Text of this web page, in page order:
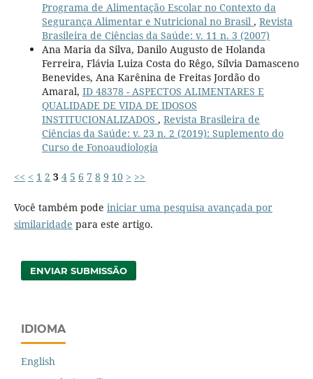
Programa de Alimentação Escolar no Contexto da
Segurança Alimentar e Nutricional no Brasil , Revista
Brasileira de Ciências da Saúde: v. 11 n. 3 (2007)
Ana Maria da Silva, Danilo Augusto de Holanda
Ferreira, Flávia Luiza Costa do Rêgo, Sílvia Damasceno
Benevides, Ana Karênina de Freitas Jordão do
Amaral, ID 48378 - ASPECTOS ALIMENTARES E
QUALIDADE DE VIDA DE IDOSOS
INSTITUCIONALIZADOS , Revista Brasileira de
Ciências da Saúde: v. 23 n. 2 (2019): Suplemento do
Curso de Fonoaudiologia
<< < 1 2 3 4 5 6 7 8 9 10 > >>
Você também pode iniciar uma pesquisa avançada por
similaridade para este artigo.
ENVIAR SUBMISSÃO
IDIOMA
English